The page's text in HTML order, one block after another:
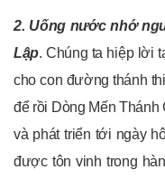
2. Uống nước nhớ
Lập. Chúng ta hiệp lời
cho con đường thánh
để rồi Dòng Mến
và phát triển tới ngày
được tôn vinh trong